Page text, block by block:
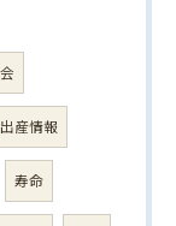
出産情報
寿命